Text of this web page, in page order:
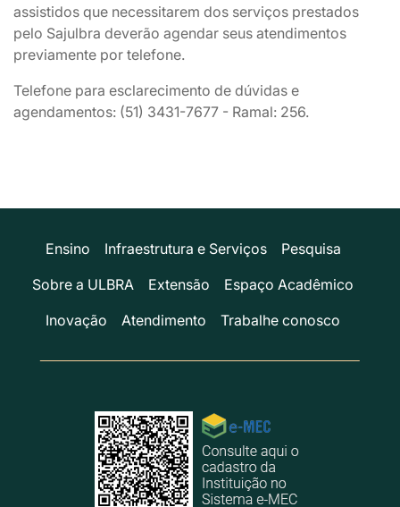
assistidos que necessitarem dos serviços prestados
pelo Sajulbra deverão agendar seus atendimentos
previamente por telefone.
Telefone para esclarecimento de dúvidas e
agendamentos: (51) 3431-7677 - Ramal: 256.
Ensino Infraestrutura e Serviços
Pesquisa
Sobre a ULBRA
Extensão
Espaço Acadêmico
Inovação
Atendimento Trabalhe conosco